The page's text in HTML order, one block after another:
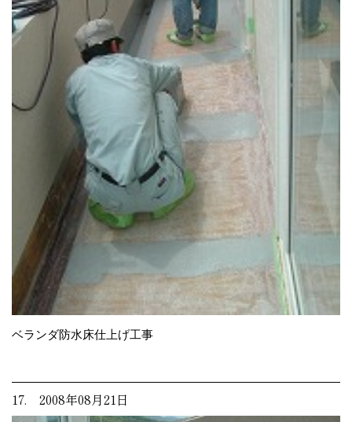
ベランダ防水床仕上げ工事
17. 2008年08月21日